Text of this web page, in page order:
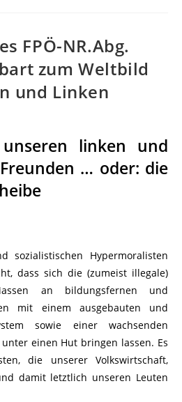
FPÖ-NR.Abg.
zum Weltbild
und Linken
linken und
… oder: die
sozialistischen Hypermoralisten
dass sich die (zumeist illegale)
an bildungsfernen und
mit einem ausgebauten und
sowie einer wachsenden
einen Hut bringen lassen. Es
die unserer Volkswirtschaft,
damit letztlich unseren Leuten